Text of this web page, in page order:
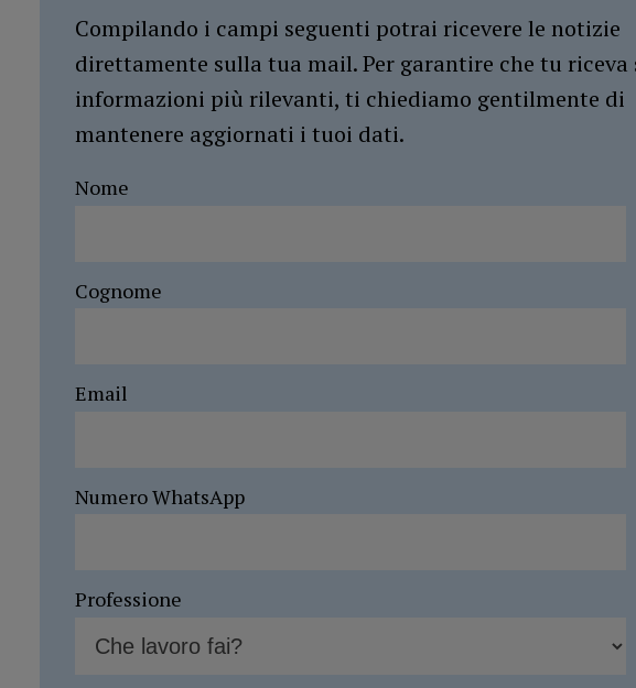
Compilando i campi seguenti potrai ricevere le notizie
direttamente sulla tua mail. Per garantire che tu riceva
informazioni più rilevanti, ti chiediamo gentilmente di
mantenere aggiornati i tuoi dati.
Nome
Cognome
Email
Numero WhatsApp
Professione